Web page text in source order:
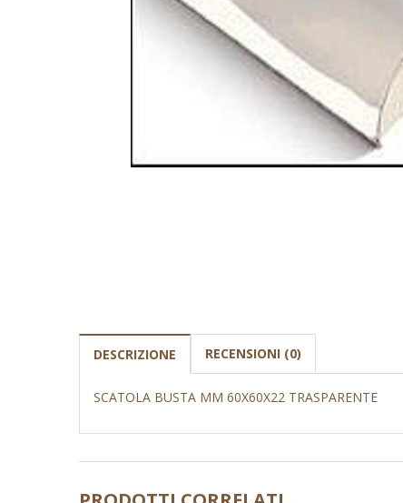
DESCRIZIONE RECENSIONI (0)
SCATOLA BUSTA MM 60X60X22 TRASPARENTE